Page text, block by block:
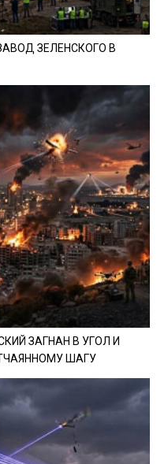
ЗЕЛЕНСКОГО В
ЗАГНАН В УГОЛ И
ШАГУ